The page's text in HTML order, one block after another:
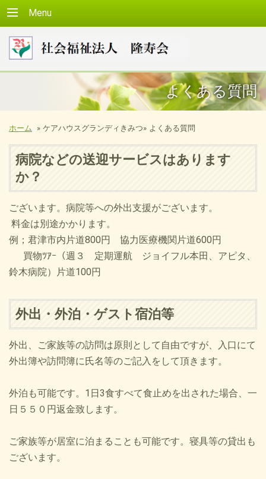
Menu
よくある質問
ホーム » ケアハウスグランディきみつ» よくある質問
病院などの送迎サービスはあります
か？
ございます。病院等への外出支援がございます。
料金は別途かかります。
例；君津市内片道800円 協力医療機関片道600円
買物ﾂｱｰ（週３ 定期運航 ジョイフル本田、アピタ、
鈴木病院）片道100円
外出・外泊・ゲスト宿泊等
外出、ご家族等の訪問は原則として自由ですが、入口にて
外出簿や訪問簿に氏名等のご記入をして頂きます。
外泊も可能です。1日3食すべて食止めを出された場合、一
日５５０円返金致します。
ご家族等が居室に泊まることも可能です。寝具等の貸出も
ございます。